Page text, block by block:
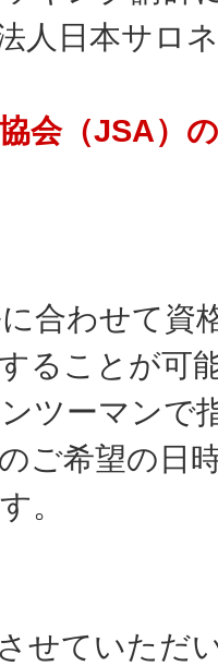
人日本サロ
会（JSA）
合わせて資
ることが可
ツーマンで
ご希望の日
。
せていただ